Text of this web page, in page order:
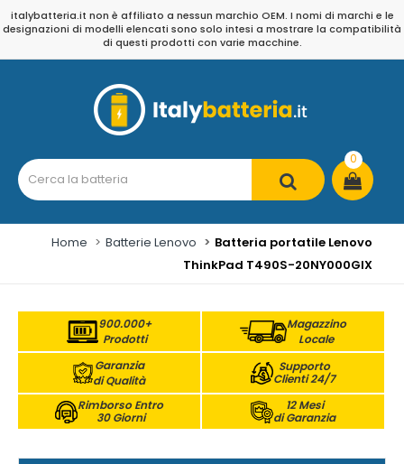
italybatteria.it non è affiliato a nessun marchio OEM. I nomi di marchi e le
designazioni di modelli elencati sono solo intesi a mostrare la compatibilità
di questi prodotti con varie macchine.
0
Home Batterie Lenovo
Batteria portatile Lenovo
ThinkPad T490S-20NY000GIX
900.000+
Prodotti
Magazzino
Locale
Garanzia
di Qualità
Supporto
Clienti 24/7
Rimborso Entro
30 Giorni
12 Mesi
di Garanzia